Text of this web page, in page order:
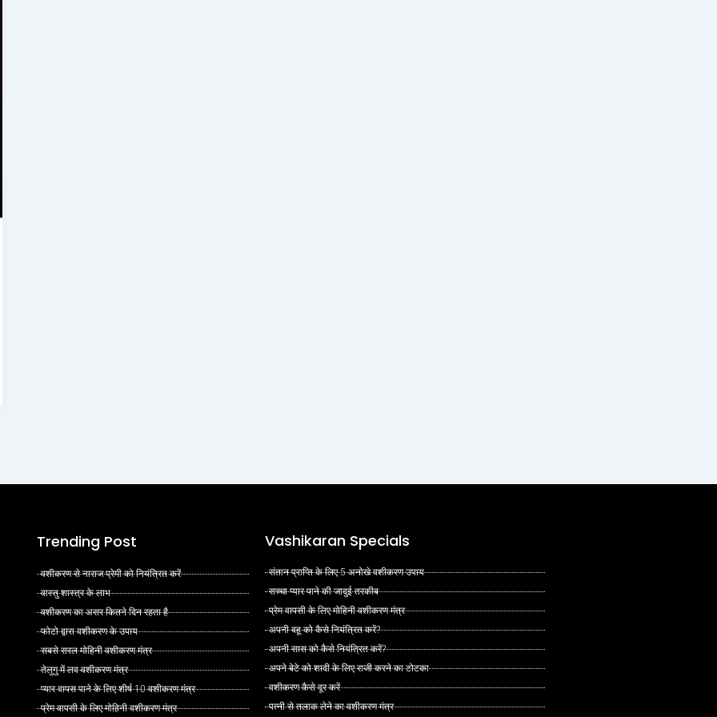
Trending Post
वशीकरण से नाराज प्रेमी को नियंत्रित करें
वास्तु शास्त्र के लाभ
वशीकरण का असर कितने दिन रहता है
फोटो द्वारा वशीकरण के उपाय
सबसे सरल मोहिनी वशीकरण मंत्र
तेलुगु में लव वशीकरण मंत्र
प्यार वापस पाने के लिए शीर्ष 10 वशीकरण मंत्र
प्रेम वापसी के लिए मोहिनी वशीकरण मंत्र
Vashikaran Specials
संतान प्राप्ति के लिए 5 अनोखे वशीकरण उपाय
सच्चा प्यार पाने की जादुई तरकीब
प्रेम वापसी के लिए मोहिनी वशीकरण मंत्र
अपनी बहू को कैसे नियंत्रित करें?
अपनी सास को कैसे नियंत्रित करें?
अपने बेटे को शादी के लिए राजी करने का टोटका
वशीकरण कैसे दूर करें
पत्नी से तलाक लेने का वशीकरण मंत्र